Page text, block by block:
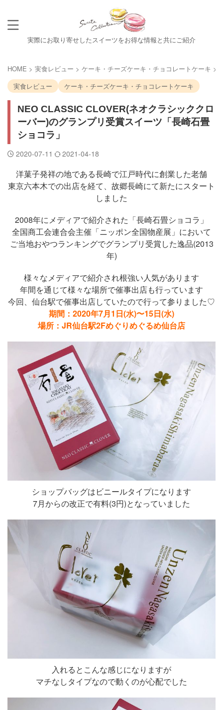
実際にお取り寄せしたスイーツをお得な情報と共にご紹介
HOME > 実食レビュー > ケーキ・チーズケーキ・チョコレートケーキ >
実食レビュー
ケーキ・チーズケーキ・チョコレートケーキ
NEO CLASSIC CLOVER(ネオクラシッククロ
ーバー)のグランプリ受賞スイーツ「長崎石畳
ショコラ」
2020-07-11 2021-04-18
洋菓子発祥の地である長崎で江戸時代に創業した老舗
東京六本木での出店を経て、故郷長崎にて新たにスタート
しました
2008年にメディアで紹介された「長崎石畳ショコラ」
全国商工会連合会主催「ニッポン全国物産展」において
ご当地おやつランキングでグランプリ受賞した逸品(2013
年)
様々なメディアで紹介され根強い人気があります
年間を通じて様々な場所で催事出店も行っています
今回、仙台駅で催事出店していたので行って参りました♡
期間：2020年7月1日(水)〜15日(水)
場所：JR仙台駅2Fめぐりめぐるめ仙台店
ショップバッグはビニールタイプになります
7月からの改正で有料(3円)となっていました
入れるとこんな感じになりますが
マチなしタイプなので動くのが心配でした